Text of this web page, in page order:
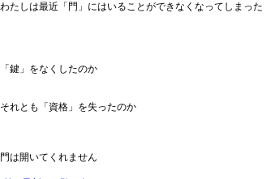
わたしは最近「門」にはいることができなくなってしまった
「鍵」をなくしたのか
それとも「資格」を失ったのか
門は開いてくれません